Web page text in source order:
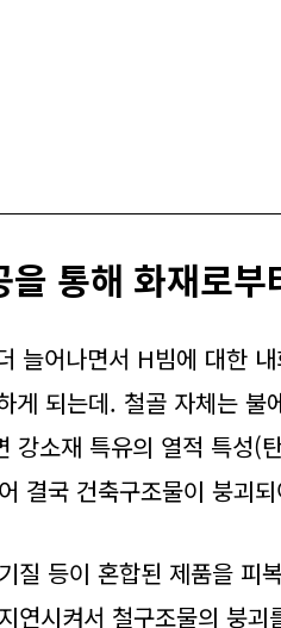
통해 화재로
어나면서 H빔에 대한
되는데. 철골 자체는
소재 특유의 열적 특성(
결국 건축구조물이 붕괴
등이 혼합된 제품을 피
시켜서 철구조물의 붕